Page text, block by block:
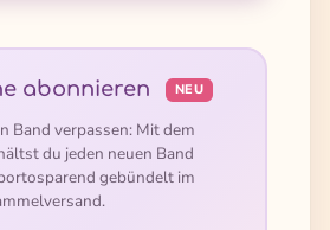
abonnieren NEU
Band verpassen: Mit dem
du jeden neuen Band
gebündelt im